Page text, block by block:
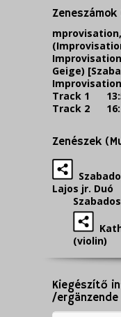
Geige)
Track 1
Track 2
Zenészek
Lajos jr. Duó
(violin)
Kiegészítő
/